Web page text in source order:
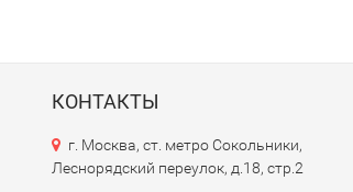
КОНТАКТЫ
г. Москва, ст. метро Сокольники,
Леснорядский переулок, д.18, стр.2